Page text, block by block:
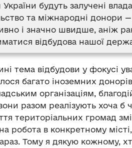
будуть залучені
та міжнародні донори
і значно швидше, аніж
відбудова нашої
тема відбудови у фокусі
багато іноземних
організаціям,
разом реалізують хоча б
територіальних громад
робота в конкретному
Тому я дякую кожному,